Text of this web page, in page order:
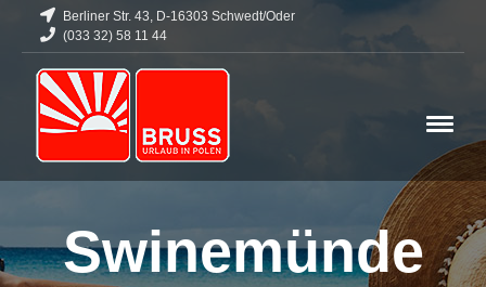
Berliner Str. 43, D-16303 Schwedt/Oder
(033 32) 58 11 44
Swinemünde